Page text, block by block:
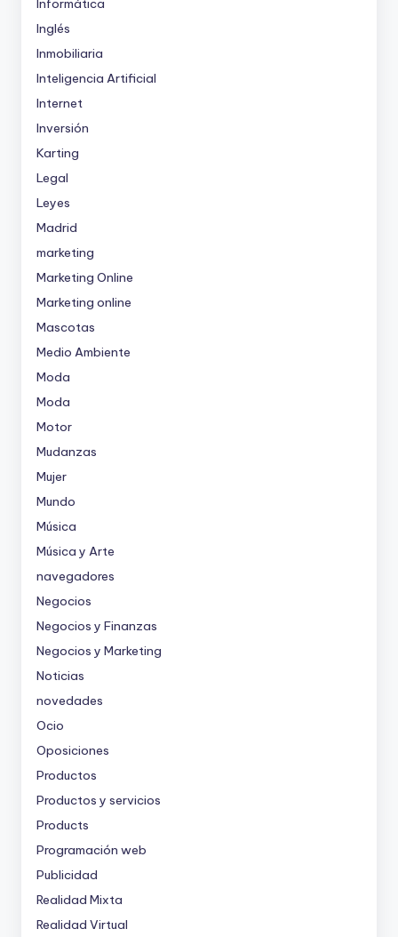
Informática
Inglés
Inmobiliaria
Inteligencia Artificial
Internet
Inversión
Karting
Legal
Leyes
Madrid
marketing
Marketing Online
Marketing online
Mascotas
Medio Ambiente
Moda
Moda
Motor
Mudanzas
Mujer
Mundo
Música
Música y Arte
navegadores
Negocios
Negocios y Finanzas
Negocios y Marketing
Noticias
novedades
Ocio
Oposiciones
Productos
Productos y servicios
Products
Programación web
Publicidad
Realidad Mixta
Realidad Virtual